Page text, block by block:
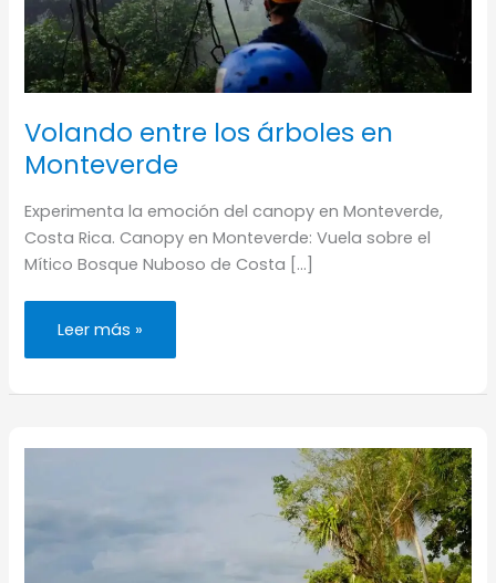
Volando entre los árboles en
Monteverde
Experimenta la emoción del canopy en Monteverde,
Costa Rica. Canopy en Monteverde: Vuela sobre el
Mítico Bosque Nuboso de Costa […]
Volando
los
en
Leer más »